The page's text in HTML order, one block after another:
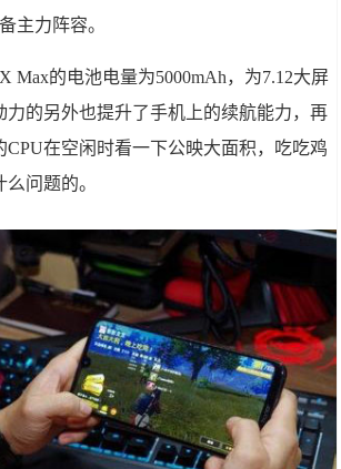
主力阵容。
Max的电池电量为5000mAh，为7.12大屏
力的另外也提升了手机上的续航能力，再
CPU在空闲时看一下公映大面积，吃吃鸡
问题的。